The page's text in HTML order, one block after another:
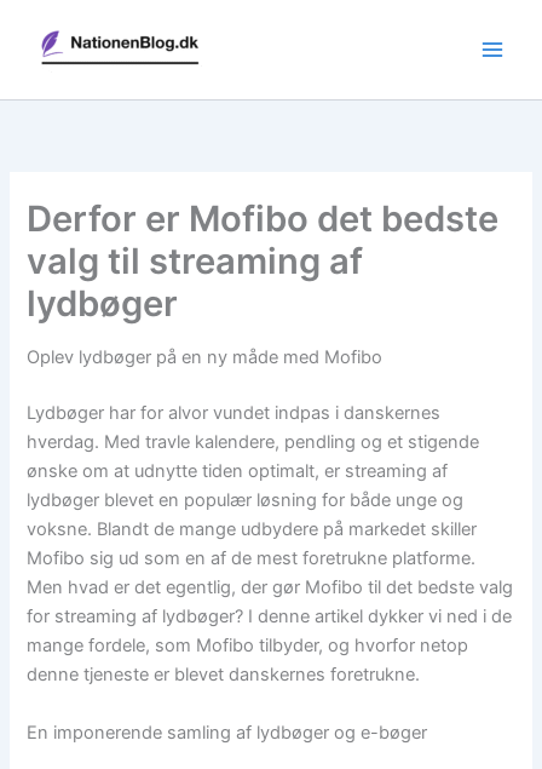
indholdet
Derfor er Mofibo det bedste
valg til streaming af
lydbøger
Oplev lydbøger på en ny måde med Mofibo
Lydbøger har for alvor vundet indpas i danskernes
hverdag. Med travle kalendere, pendling og et stigende
ønske om at udnytte tiden optimalt, er streaming af
lydbøger blevet en populær løsning for både unge og
voksne. Blandt de mange udbydere på markedet skiller
Mofibo sig ud som en af de mest foretrukne platforme.
Men hvad er det egentlig, der gør Mofibo til det bedste valg
for streaming af lydbøger? I denne artikel dykker vi ned i de
mange fordele, som Mofibo tilbyder, og hvorfor netop
denne tjeneste er blevet danskernes foretrukne.
En imponerende samling af lydbøger og e-bøger